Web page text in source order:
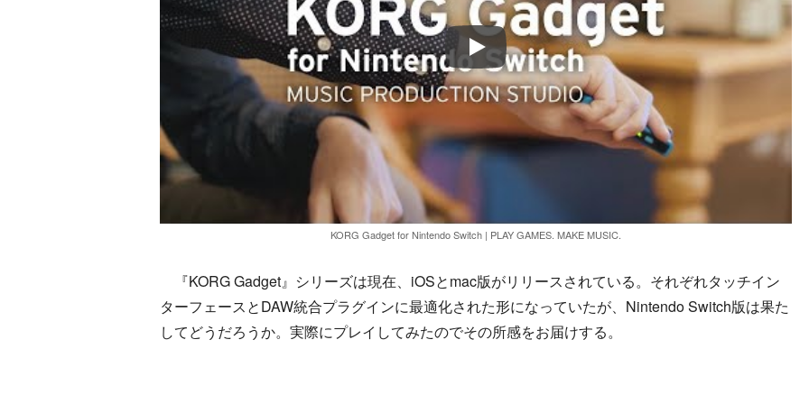
Play
KORG Gadget for Nintendo Switch | PLAY GAMES. MAKE MUSIC.
『KORG Gadget』シリーズは現在、iOSとmac版がリリースされている。それぞれタッチイン
ターフェースとDAW統合プラグインに最適化された形になっていたが、Nintendo Switch版は果た
してどうだろうか。実際にプレイしてみたのでその所感をお届けする。